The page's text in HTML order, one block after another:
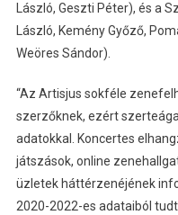
László, Geszti Péter), és a
László, Kemény Győző,
Weöres Sándor).
“Az Artisjus sokféle
szerzőknek, ezért
adatokkal. Koncertes
játszások, online
üzletek háttérzenéjének
2020-2022-es adataiból